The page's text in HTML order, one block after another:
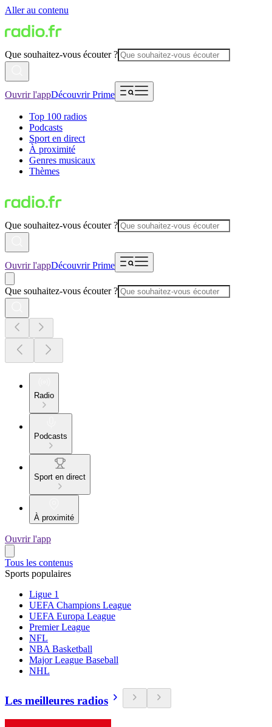
Aller au contenu
Que souhaitez-vous écouter ?
Ouvrir l'appDécouvrir Prime
Top 100 radios
Podcasts
Sport en direct
À proximité
Genres musicaux
Thèmes
Que souhaitez-vous écouter ?
Ouvrir l'appDécouvrir Prime
Que souhaitez-vous écouter ?
Radio
Podcasts
Sport en direct
À proximité
Ouvrir l'app
Tous les contenus
Sports populaires
Ligue 1
UEFA Champions League
UEFA Europa League
Premier League
NFL
NBA Basketball
Major League Baseball
NHL
Les meilleures radios